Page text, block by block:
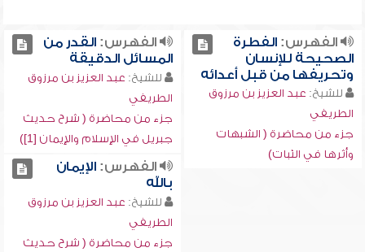
الفهرس:الفطرة
الصحيحة للإنسان
وتحريفها من قبل أعدائه
للشيخ: عبد العزيز بن مرزوق
الطريفي
جزء من محاضرة ( الشبهات
وأثرها في الثبات)
الفهرس:القدر من
المسائل الدقيقة
للشيخ: عبد العزيز بن مرزوق
الطريفي
جزء من محاضرة ( شرح حديث
جبريل في الإسلام والإيمان [1])
الفهرس:الإيمان
بالله
للشيخ: عبد العزيز بن مرزوق
الطريفي
جزء من محاضرة ( شرح حديث